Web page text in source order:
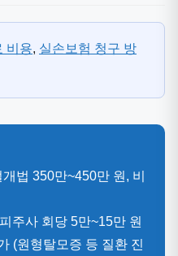
비용, 실손보험 청구 방
법 350만~450만 원, 비
주사 회당 5만~15만 원
(원형탈모증 등 질환 진